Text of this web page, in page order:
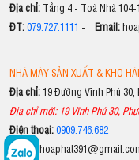
Địa chỉ:Tầng 4 - Toà Nhà 104-
ĐT:079.727.1111 - Email:
NHÀ MÁY SẢN XUẤT & KHO
Địa chỉ:19 Đường Vĩnh Phú 30,
Địa chỉ mới: 19 Vĩnh Phú 30,
Điện thoại:0909.746.682
Email: